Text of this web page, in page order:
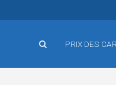
PRIX DES